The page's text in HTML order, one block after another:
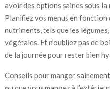
avoir des options saines sous la
Planifiez vos menus en fonction
nutriments, tels que les
végétales. Et n’oubliez pas de
de la journée pour rester bien
Conseils pour manger